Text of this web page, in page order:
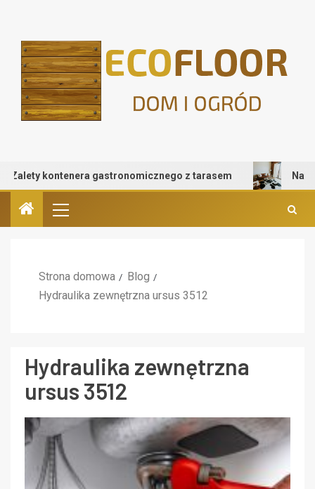
kontenera gastronomicznego z tarasem
Strona domowa
Blog
Hydraulika zewnętrzna ursus 3512
Hydraulika zewnętrzna
ursus 3512